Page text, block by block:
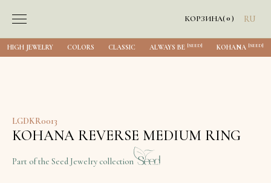
КОРЗИНА(0) RU
HIGH JEWELRY COLORS CLASSIC ALWAYS BE [SEED] KOHANA [SEED]
LGDKR0013
KOHANA REVERSE MEDIUM RING
Part of the Seed Jewelry collection